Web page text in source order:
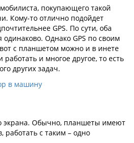
покупающего такой
Кому-то отлично подойдет
GPS. По сути, оба
Однако GPS по своим
с планшетом можно и в инете
и многое другое, то есть
других задач.
экрана. Обычно, планшеты имеют
работать с таким – одно